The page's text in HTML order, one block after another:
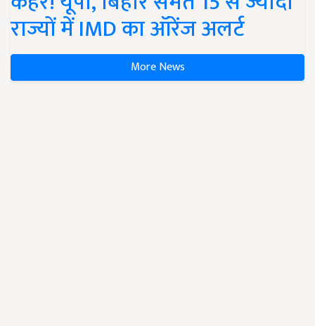
राज्यों में IMD का ऑरेंज अलर्ट
More News